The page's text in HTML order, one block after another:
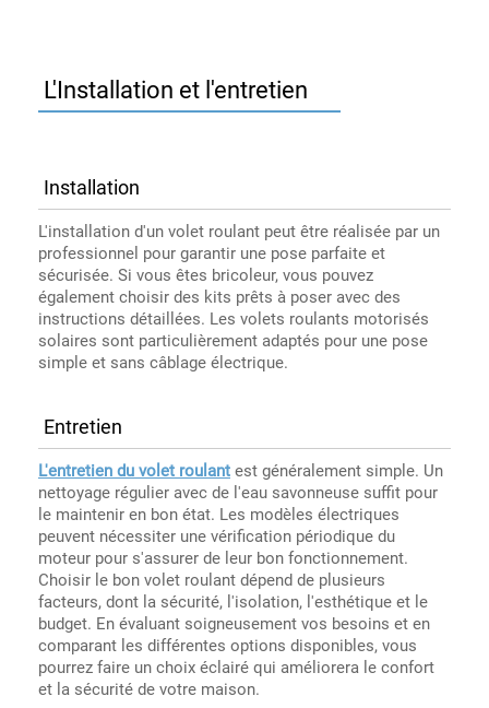
L'Installation et l'entretien
Installation
L'installation d'un volet roulant peut être réalisée par un
professionnel pour garantir une pose parfaite et
sécurisée. Si vous êtes bricoleur, vous pouvez
également choisir des kits prêts à poser avec des
instructions détaillées. Les volets roulants motorisés
solaires sont particulièrement adaptés pour une pose
simple et sans câblage électrique.
Entretien
L'entretien du volet roulant est généralement simple. Un
nettoyage régulier avec de l'eau savonneuse suffit pour
le maintenir en bon état. Les modèles électriques
peuvent nécessiter une vérification périodique du
moteur pour s'assurer de leur bon fonctionnement.
Choisir le bon volet roulant dépend de plusieurs
facteurs, dont la sécurité, l'isolation, l'esthétique et le
budget. En évaluant soigneusement vos besoins et en
comparant les différentes options disponibles, vous
pourrez faire un choix éclairé qui améliorera le confort
et la sécurité de votre maison.